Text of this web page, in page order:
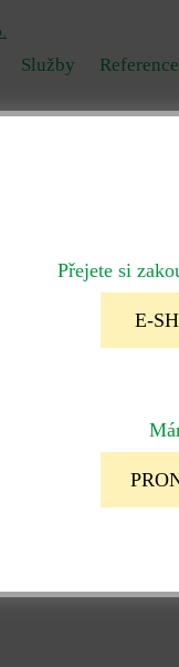
Služby Reference
Přejete si
E-